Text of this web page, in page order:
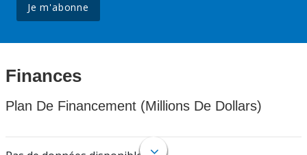
Je m'abonne
Finances
Plan De Financement (Millions De Dollars)